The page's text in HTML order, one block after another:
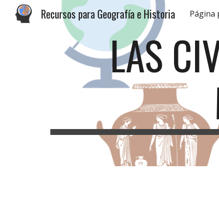
Recursos para Geografía e Historia Página
LAS